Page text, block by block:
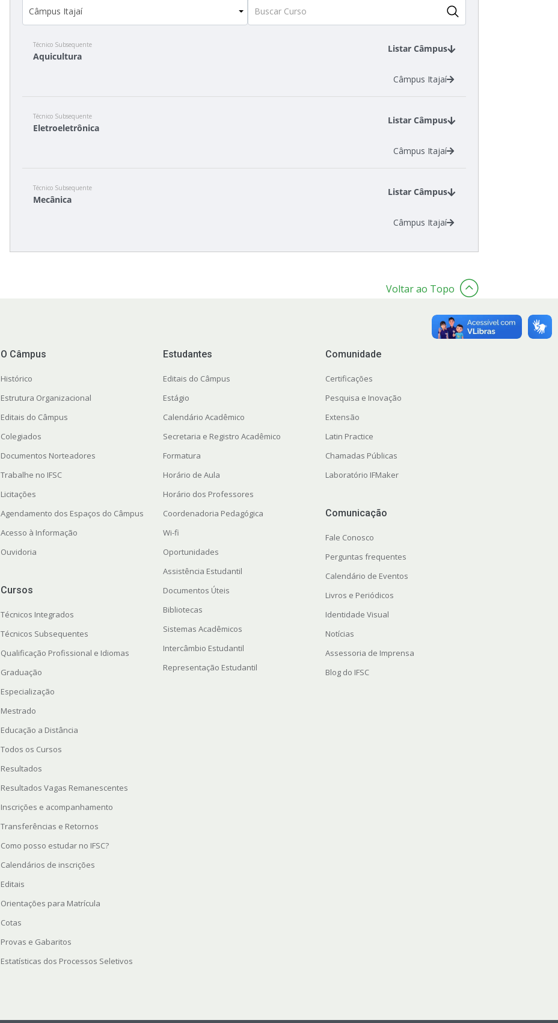
Técnico Subsequente
Aquicultura
Listar Câmpus
Câmpus Itajaí
Técnico Subsequente
Eletroeletrônica
Listar Câmpus
Câmpus Itajaí
Técnico Subsequente
Mecânica
Listar Câmpus
Câmpus Itajaí
Voltar ao Topo
O Câmpus
Histórico
Estrutura Organizacional
Editais do Câmpus
Colegiados
Documentos Norteadores
Trabalhe no IFSC
Licitações
Agendamento dos Espaços do Câmpus
Acesso à Informação
Ouvidoria
Cursos
Técnicos Integrados
Técnicos Subsequentes
Qualificação Profissional e Idiomas
Graduação
Especialização
Mestrado
Educação a Distância
Todos os Cursos
Resultados
Resultados Vagas Remanescentes
Inscrições e acompanhamento
Transferências e Retornos
Como posso estudar no IFSC?
Calendários de inscrições
Editais
Orientações para Matrícula
Cotas
Provas e Gabaritos
Estatísticas dos Processos Seletivos
Estudantes
Editais do Câmpus
Estágio
Calendário Acadêmico
Secretaria e Registro Acadêmico
Formatura
Horário de Aula
Horário dos Professores
Coordenadoria Pedagógica
Wi-fi
Oportunidades
Assistência Estudantil
Documentos Úteis
Bibliotecas
Sistemas Acadêmicos
Intercâmbio Estudantil
Representação Estudantil
Comunidade
Certificações
Pesquisa e Inovação
Extensão
Latin Practice
Chamadas Públicas
Laboratório IFMaker
Comunicação
Fale Conosco
Perguntas frequentes
Calendário de Eventos
Livros e Periódicos
Identidade Visual
Notícias
Assessoria de Imprensa
Blog do IFSC